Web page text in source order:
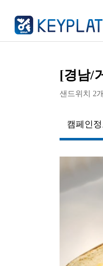
[경남/
샌드위치 2
캠페인